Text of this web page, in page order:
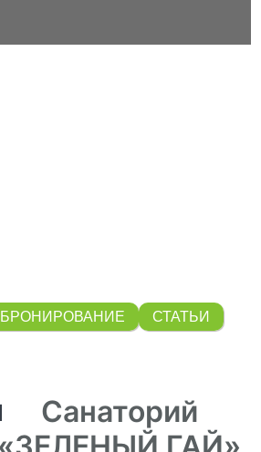
БРОНИРОВАНИЕ СТАТЬИ
Санаторий